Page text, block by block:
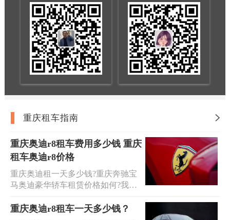
重庆租车指南
重庆奥迪r8租车费用多少钱 重庆
租车奥迪r8价格
重庆奥迪租一天多少钱?重庆奔驰宝
马奥迪豪华轿车租赁价格如何?我们
赁，专业提供租车豪华轿车热门车
重庆奥迪r8租车一天多少钱？